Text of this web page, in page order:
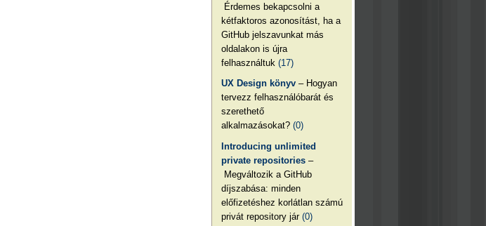
Érdemes bekapcsolni a
kétfaktoros azonosítást, ha a
GitHub jelszavunkat más
oldalakon is újra
felhasználtuk(17)
UX Design könyv – Hogyan
tervezz felhasználóbarát és
szerethető
alkalmazásokat?(0)
Introducing unlimited
private repositories –
Megváltozik a GitHub
díjszabása: minden
előfizetéshez korlátlan számú
privát repository jár(0)